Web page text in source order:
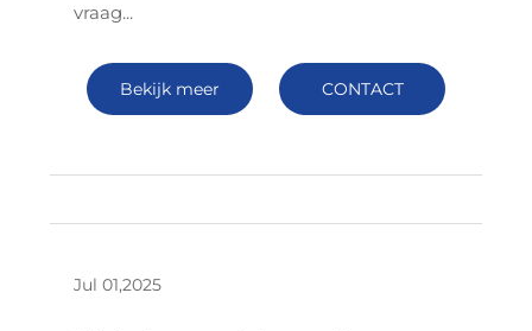
vraag...
Bekijk meer CONTACT
Jul 01,2025